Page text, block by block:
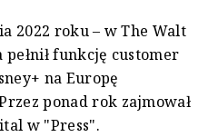
2022 roku – w The Walt
pełnił funkcję customer
na Europę
ponad rok zajmował
w "Press".